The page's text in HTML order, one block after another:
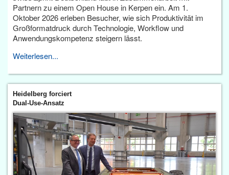
Partnern zu einem Open House in Kerpen ein. Am 1.
Oktober 2026 erleben Besucher, wie sich Produktivität im
Großformatdruck durch Technologie, Workflow und
Anwendungskompetenz steigern lässt.
Weiterlesen...
Heidelberg forciert
Dual-Use-Ansatz